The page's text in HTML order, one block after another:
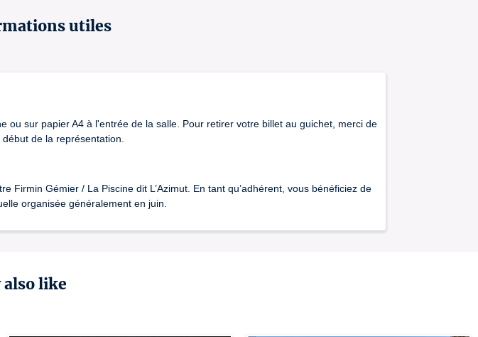
also like
utiles
sur papier A4 à l'entrée de la salle. Pour retirer votre billet au guichet, merci de
de la représentation.
Firmin Gémier / La Piscine dit L’Azimut. En tant qu’adhérent, vous bénéficiez de
organisée généralement en juin.